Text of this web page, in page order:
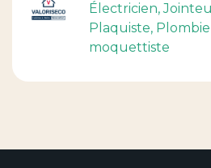
Électricien,
Plaquiste,
moquettiste